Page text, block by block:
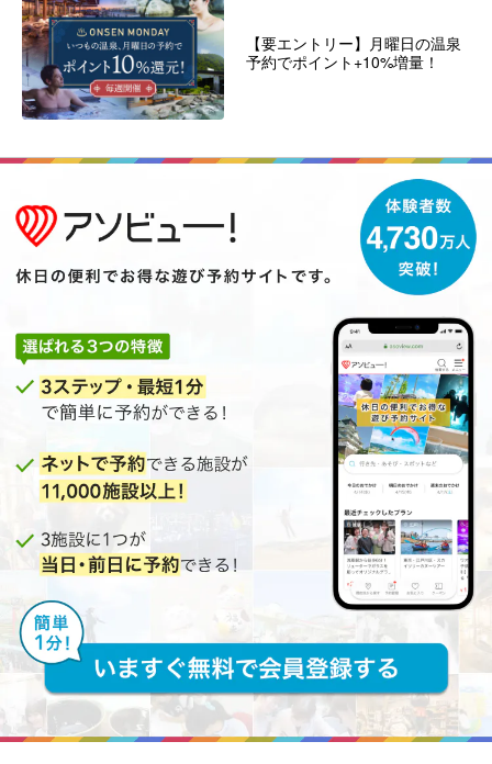
【要エントリー】月曜日の温泉
予約でポイント+10%増量！